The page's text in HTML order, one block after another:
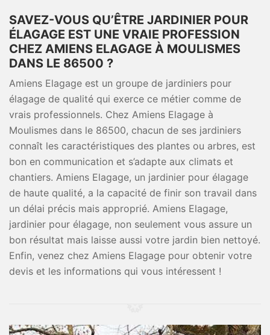
SAVEZ-VOUS QU’ÊTRE JARDINIER POUR
ÉLAGAGE EST UNE VRAIE PROFESSION
CHEZ AMIENS ELAGAGE À MOULISMES
DANS LE 86500 ?
Amiens Elagage est un groupe de jardiniers pour
élagage de qualité qui exerce ce métier comme de
vrais professionnels. Chez Amiens Elagage à
Moulismes dans le 86500, chacun de ses jardiniers
connaît les caractéristiques des plantes ou arbres, est
bon en communication et s’adapte aux climats et
chantiers. Amiens Elagage, un jardinier pour élagage
de haute qualité, a la capacité de finir son travail dans
un délai précis mais approprié. Amiens Elagage,
jardinier pour élagage, non seulement vous assure un
bon résultat mais laisse aussi votre jardin bien nettoyé.
Enfin, venez chez Amiens Elagage pour obtenir votre
devis et les informations qui vous intéressent !